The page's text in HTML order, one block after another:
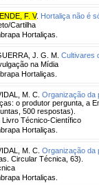
F. V. Hortaliça não é
Cartilha
Hortaliças.
J. G. M. Cultivares
na Mídia
Hortaliças.
M. C. Organização da
o produtor pergunta, a
500 respostas).
Livro Técnico-Científico
Hortaliças.
M. C. Organização da
Circular Técnica, 63).
Hortaliças.